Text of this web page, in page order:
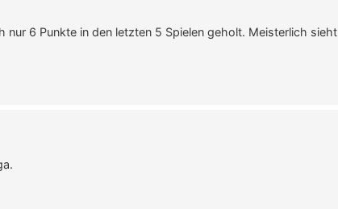
nur 6 Punkte in den letzten 5 Spielen geholt. Meisterlich sieht